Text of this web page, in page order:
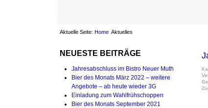
Aktuelle Seite: Home Aktuelles
NEUESTE BEITRÄGE
Jahresabschluss im Bistro Neuer Muth
Bier des Monats März 2022 – weitere
Angebote – ab heute wieder 3G
Einladung zum Wahlfrühschoppen
Bier des Monats September 2021